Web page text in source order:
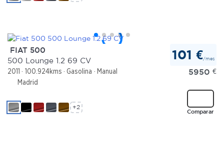
FIAT 500
500 Lounge 1.2 69 CV
2011 100.924kms Gasolina
Manual
Madrid
101 €/mes
5950 €
Comparar
+2